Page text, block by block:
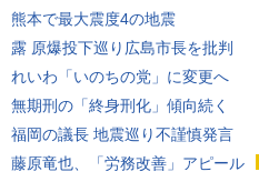
熊本で最大震度4の地震
露 原爆投下巡り広島市長を批判
れいわ「いのちの党」に変更へ
無期刑の「終身刑化」傾向続く
福岡の議長 地震巡り不謹慎発言
藤原竜也、「労務改善」アピール